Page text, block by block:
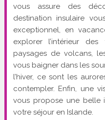
vous assure des
destination insulaire
exceptionnel, en
explorer l’intérieur
paysages de volcans,
vous baigner dans les
l’hiver, ce sont les
contempler. Enfin, une
vous propose une belle
votre séjour en Islande.